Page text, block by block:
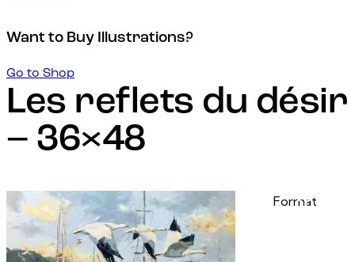
Want to Buy Illustrations?
Go to Shop
Les reflets du désir
– 36×48
Format
36 po